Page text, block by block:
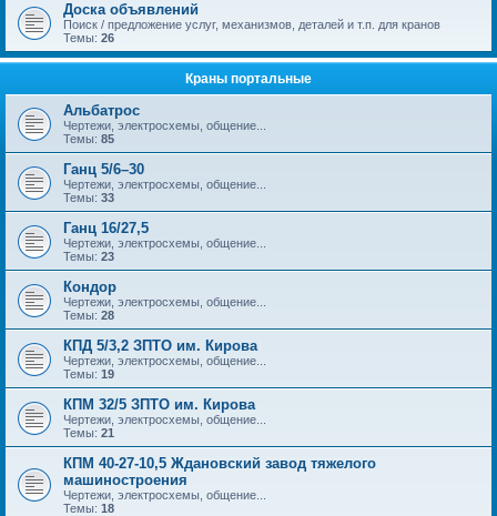
Доска объявлений
Поиск / предложение услуг, механизмов, деталей и т.п. для кранов
Темы: 26
Краны портальные
Альбатрос
Чертежи, электросхемы, общение...
Темы: 85
Ганц 5/6–30
Чертежи, электросхемы, общение...
Темы: 33
Ганц 16/27,5
Чертежи, электросхемы, общение...
Темы: 23
Кондор
Чертежи, электросхемы, общение...
Темы: 28
КПД 5/3,2 ЗПТО им. Кирова
Чертежи, электросхемы, общение...
Темы: 19
КПМ 32/5 ЗПТО им. Кирова
Чертежи, электросхемы, общение...
Темы: 21
КПМ 40-27-10,5 Ждановский завод тяжелого
машиностроения
Чертежи, электросхемы, общение...
Темы: 18